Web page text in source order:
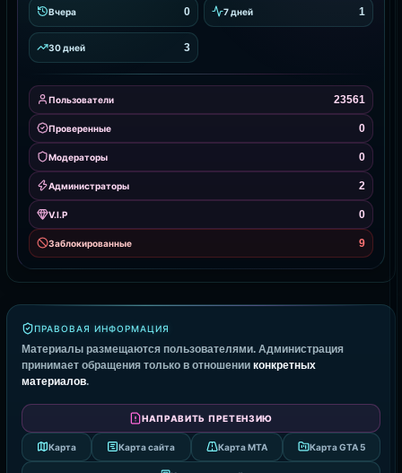
Вчера 0 7 дней 1
30 дней 3
Пользователи 23561
Проверенные 0
Модераторы 0
Администраторы 2
V.I.P 0
Заблокированные 9
ПРАВОВАЯ ИНФОРМАЦИЯ
Материалы размещаются пользователями. Администрация
принимает обращения только в отношении конкретных
материалов.
НАПРАВИТЬ ПРЕТЕНЗИЮ
Карта Карта сайта Карта MTA Карта GTA 5